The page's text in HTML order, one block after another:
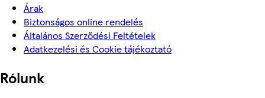
Árak
Biztonságos online rendelés
Általános Szerződési Feltételek
Adatkezelési és Cookie tájékoztató
Rólunk